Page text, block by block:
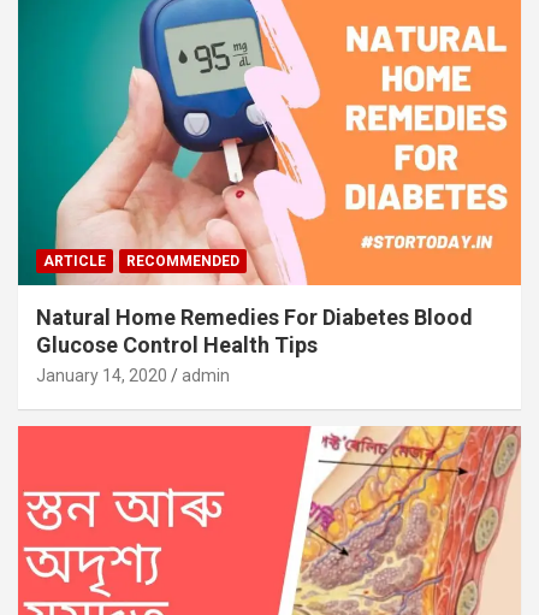
ARTICLE RECOMMENDED
Natural Home Remedies For Diabetes Blood
Glucose Control Health Tips
January 14, 2020 admin